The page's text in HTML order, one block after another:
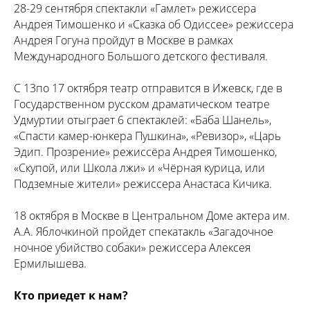
28-29 сентября спектакли «Гамлет» режиссера
Андрея Тимошенко и «Сказка об Одиссее» режиссера
Андрея Гогуна пройдут в Москве в рамках
Международного Большого детского фестиваля.
С 13по 17 октября театр отправится в Ижевск, где в
Государственном русском драматическом театре
Удмуртии отыграет 6 спектаклей: «Баба Шанель»,
«Спасти камер-юнкера Пушкина», «Ревизор», «Царь
Эдип. Прозрение» режиссёра Андрея Тимошенко,
«Скупой, или Школа лжи» и «Чёрная курица, или
Подземные жители» режиссера Анастаса Кичика.
18 октября в Москве в Центральном Доме актера им.
А.А. Яблочкиной пройдет спекатакль «Загадочное
ночное убийство собаки» режиссера Алексея
Ермилышева.
Кто приедет к нам?